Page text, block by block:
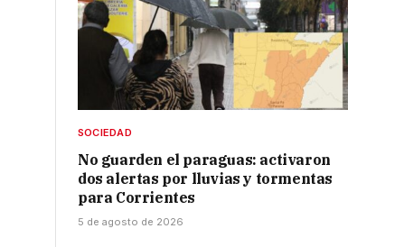
SOCIEDAD
No guarden el paraguas: activaron
dos alertas por lluvias y tormentas
para Corrientes
5 de agosto de 2026